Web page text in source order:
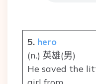
5. hero
(n.) 英雄(男)
He saved the